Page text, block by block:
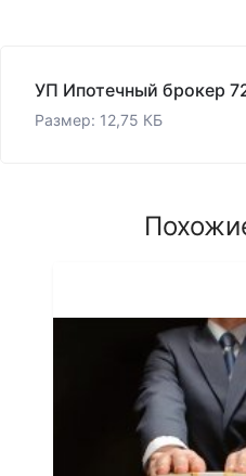
УП Ипотечный брокер
Размер: 12,75 КБ